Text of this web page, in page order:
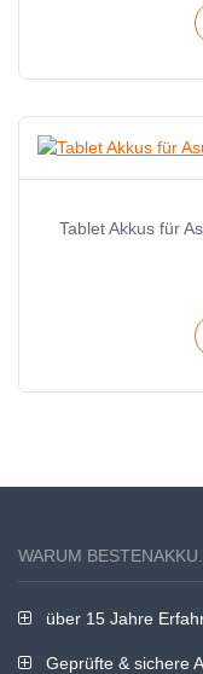
Tablet Akkus für
WARUM
über 15 Jahre
Geprüfte & sichere